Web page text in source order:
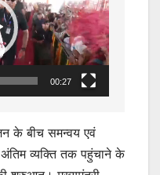
00:27
के बीच समन्वय एवं
व्यक्ति तक पहुंचाने के